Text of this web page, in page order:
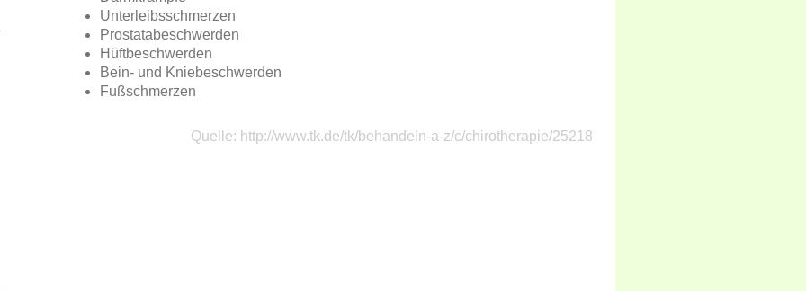
Unterleibsschmerzen
Prostatabeschwerden
Hüftbeschwerden
Bein- und Kniebeschwerden
Fußschmerzen
Quelle: http://www.tk.de/tk/behandeln-a-z/c/chirotherapie/25218